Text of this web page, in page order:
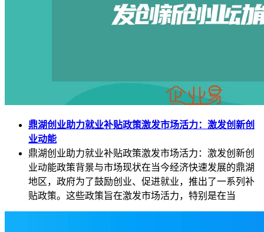
鼎湖创业助力就业补贴政策激发市场活力：激发创新创
业动能
鼎湖创业助力就业补贴政策激发市场活力：激发创新创
业动能政策背景与市场现状在当今经济快速发展的鼎湖
地区，政府为了鼓励创业、促进就业，推出了一系列补
贴政策。这些政策旨在激发市场活力，特别是在当